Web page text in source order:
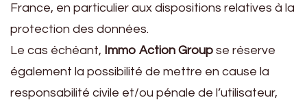
France, en particulier aux dispositions relatives à la
protection des données.
Le cas échéant, Immo Action Group se réserve
également la possibilité de mettre en cause la
responsabilité civile et/ou pénale de l’utilisateur,